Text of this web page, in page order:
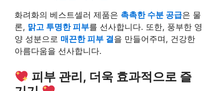
화려화의 베스트셀러 제품은 촉촉한 수분 공급은 물
론, 맑고 투명한 피부를 선사합니다. 또한, 풍부한 영
양 성분으로 매끈한 피부 결을 만들어주며, 건강한
아름다움을 선사합니다.
피부 관리, 더욱 효과적으로 즐